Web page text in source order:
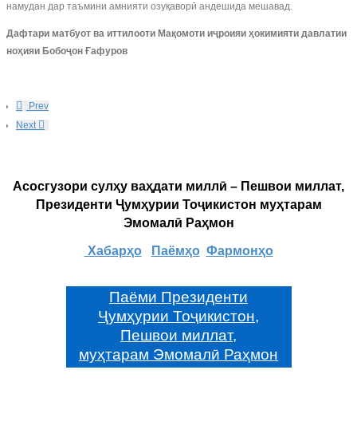
намудан дар таъмини амнияти озуқаворӣ андешида мешавад.
Дафтари матбуот ва иттилооти Мақомоти иҷроияи ҳокимияти давлатии
ноҳияи Бобоҷон Ғафуров
Prev
Next
Асосгузори сулҳу ваҳдати миллӣ – Пешвои миллат,
Президенти Ҷумҳурии Тоҷикистон муҳтарам
Эмомалӣ Раҳмон
Хабарҳо Паёмҳо Фармонҳо
Паёми Президенти
Ҷумҳурии Тоҷикистон,
Пешвои миллат,
муҳтарам Эмомалӣ Раҳмон